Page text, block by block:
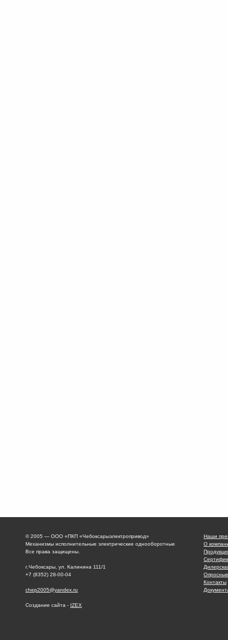
© 2005 — ООО «ПКП «Чебоксарыэлектропривод»
Механизмы исполнительные электрические однооборотные
Все права защищены.
г.Чебоксары, ул. Калинина 111/1
+7 (8352) 28-00-04
chep2005@yandex.ru
Создание сайта - IZEX
Наши
О
Контакты